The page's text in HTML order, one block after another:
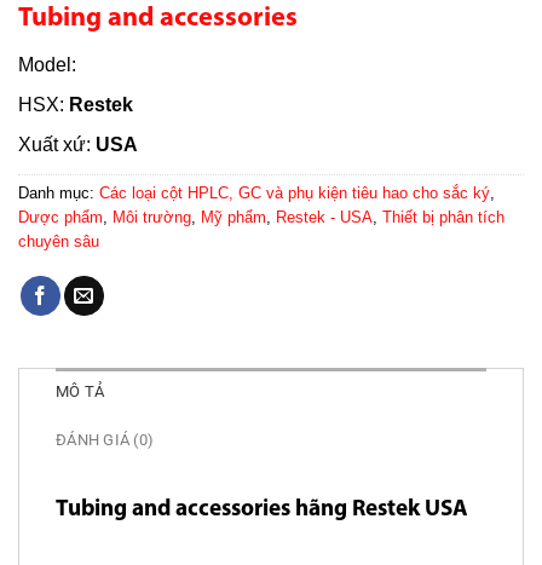
Tubing and accessories
Model:
HSX: Restek
Xuất xứ: USA
Danh mục: Các loại cột HPLC, GC và phụ kiện tiêu hao cho sắc ký
Dược phẩm
Môi trường Mỹ phẩm Restek - USA Thiết bị phân tích
chuyên sâu
MÔ TẢ
ĐÁNH GIÁ (0)
Tubing and accessories hãng Restek USA